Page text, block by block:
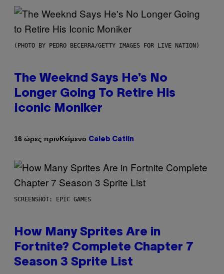
(PHOTO BY PEDRO BECERRA/GETTY IMAGES FOR LIVE NATION)
The Weeknd Says He’s No
Longer Going To Retire His
Iconic Moniker
16 ώρες πρινΚείμενο Caleb Catlin
SCREENSHOT: EPIC GAMES
How Many Sprites Are in
Fortnite? Complete Chapter 7
Season 3 Sprite List